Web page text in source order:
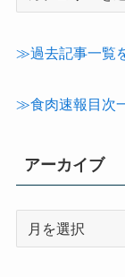
テ
≫過去記事一覧
≫食肉速報目次
アーカイブ